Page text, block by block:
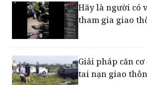
Hãy là người có
tham gia giao
Giải pháp căn
tai nạn giao